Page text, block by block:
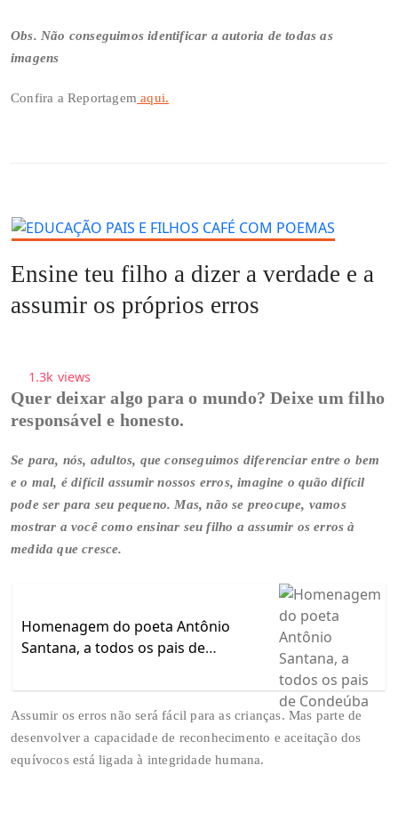
Obs. Não conseguimos identificar a autoria de todas as
imagens
Confira a Reportagem aqui.
Ensine teu filho a dizer a verdade e a
assumir os próprios erros
1.3k views
Quer deixar algo para o mundo? Deixe um filho
responsável e honesto.
Se para, nós, adultos, que conseguimos diferenciar entre o bem
e o mal, é difícil assumir nossos erros, imagine o quão difícil
pode ser para seu pequeno. Mas, não se preocupe, vamos
mostrar a você como ensinar seu filho a assumir os erros à
medida que cresce.
Homenagem do poeta Antônio
Santana, a todos os pais de
Assumir os erros não será fácil para as crianças. Mas parte de
desenvolver a capacidade de reconhecimento e aceitação dos
equívocos está ligada à integridade humana.